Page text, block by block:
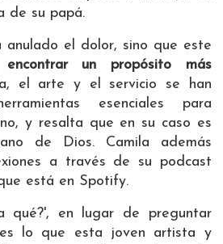
de su papá.
anulado el dolor, sino que este
encontrar un propósito más
el arte y el servicio se han
esenciales para
y resalta que en su caso es
de Dios. Camila además
a través de su podcast
está en Spotify.
qué?', en lugar de preguntar
lo que esta joven artista y